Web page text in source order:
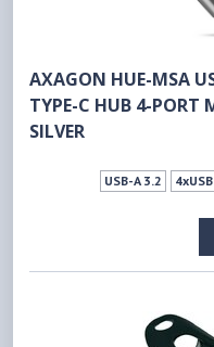
AXAGON HUE-MSA
TYPE-C HUB 4-PORT
SILVER
USB-A 3.2